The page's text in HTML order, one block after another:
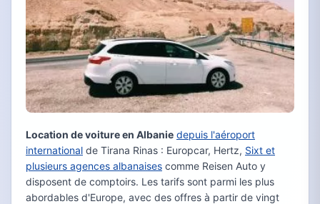
Location de voiture en Albanie depuis l'aéroport
international de Tirana Rinas : Europcar, Hertz, Sixt et
plusieurs agences albanaises comme Reisen Auto y
disposent de comptoirs. Les tarifs sont parmi les plus
abordables d'Europe, avec des offres à partir de vingt